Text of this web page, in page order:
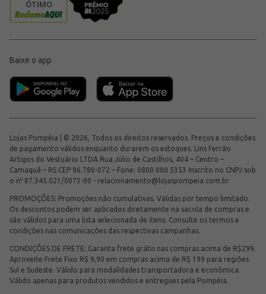
Baixe o app
Lojas Pompéia | © 2026, Todos os direitos reservados. Preços e condições
de pagamento válidos enquanto durarem os estoques. Lins Ferrão
Artigos do Vestuário LTDA Rua Júlio de Castilhos, 404 – Centro –
Camaquã – RS CEP 96.780-072 – Fone: 0800 000 5353 Inscrito no CNPJ sob
o nº 87.345.021/0073-00 - relacionamento@lojaspompeia.com.br
PROMOÇÕES: Promoções não cumulativas. Válidas por tempo limitado.
Os descontos podem ser aplicados diretamente na sacola de compras e
são válidos para uma lista selecionada de itens. Consulte os termos e
condições nas comunicações das respectivas campanhas.
CONDIÇÕES DE FRETE: Garanta frete grátis nas compras acima de R$299.
Aproveite Frete Fixo R$ 9,90 em compras acima de R$ 199 para regiões
Sul e Sudeste. Válido para modalidades transportadora e econômica.
Válido apenas para produtos vendidos e entregues pela Pompéia.